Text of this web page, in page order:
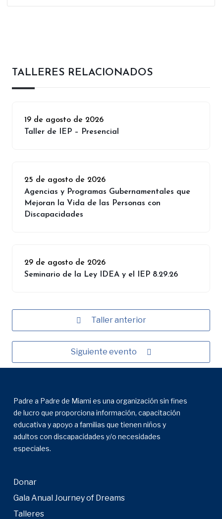
TALLERES RELACIONADOS
19 de agosto de 2026
Taller de IEP – Presencial
25 de agosto de 2026
Agencias y Programas Gubernamentales que
Mejoran la Vida de las Personas con
Discapacidades
29 de agosto de 2026
Seminario de la Ley IDEA y el IEP 8.29.26
Taller anterior
Siguiente evento
Padre a Padre de Miami es una organización sin fines
de lucro que proporciona información, capacitación
educativa y apoyo a familias que tienen niños y
adultos con discapacidades y/o necesidades
especiales.
Donar
Gala Anual Journey of Dreams
Talleres